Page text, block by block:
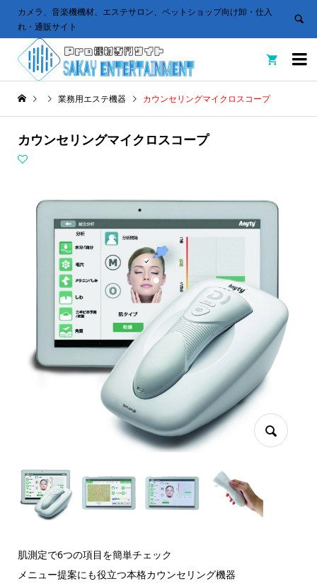
カメラ、音楽機機材、エステサロン、ペットショップ向け卸・仕入
れ・通販サイト


業務用エステ機器 カウンセリングマイクロスコープ
カウンセリングマイクロスコープ
肌測定で6つの項目を簡単チェック
メニュー提案にも役立つ本格カウンセリング機器